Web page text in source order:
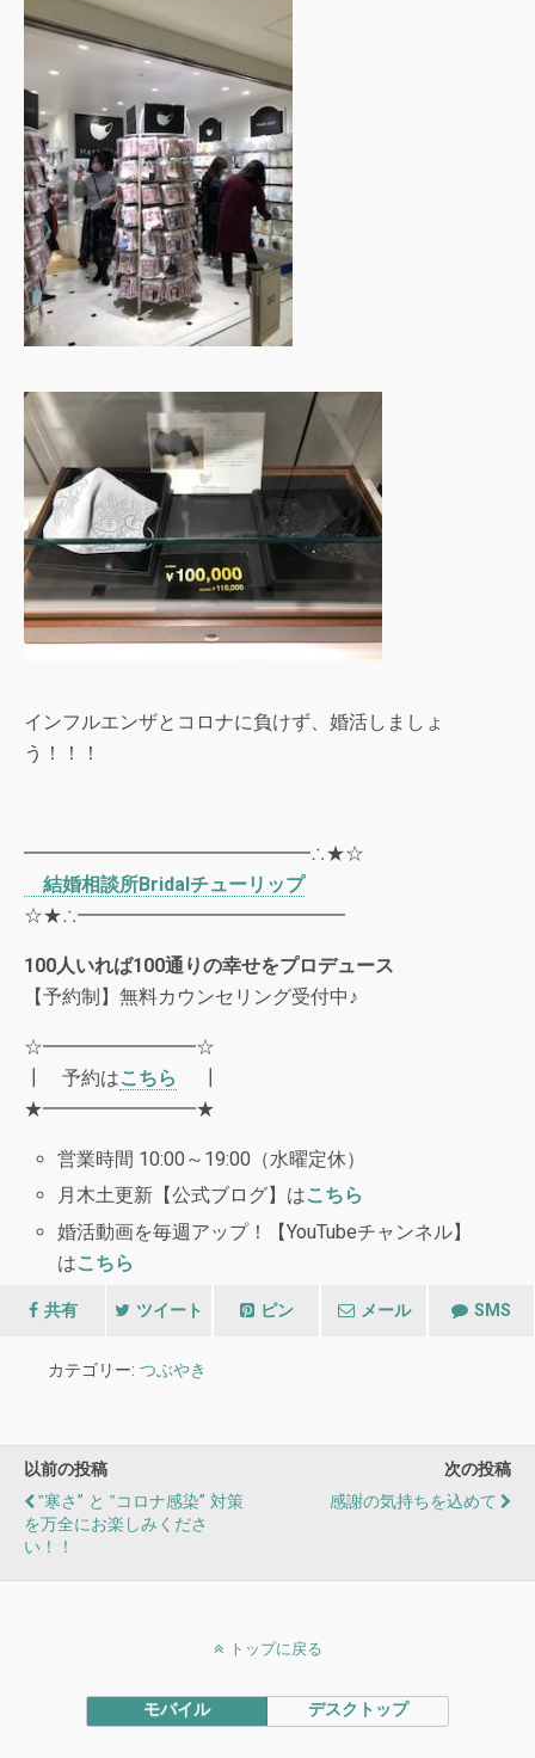
インフルエンザとコロナに負けず、婚活しましょ
う！！！
━━━━━━━━━━━━━━━∴★☆
結婚相談所Bridal チューリップ
☆★∴━━━━━━━━━━━━━━
100人いれば100通りの幸せをプロデュース
【予約制】無料カウンセリング受付中♪
☆━━━━━━━━☆
┃ 予約はこちら
★━━━━━━━━★
営業時間 10:00～19:00（水曜定休）
月木土更新【公式ブログ】はこちら
婚活動画を毎週アップ！【YouTubeチャンネル】
はこちら
共有 ツイート ピン メール SMS
カテゴリー: つぶやき
以前の投稿
‟寒さ” と ‟コロナ感染” 対策
を万全にお楽しみくださ
い！！
次の投稿
感謝の気持ちを込めて
トップに戻る
モバイル デスクトップ